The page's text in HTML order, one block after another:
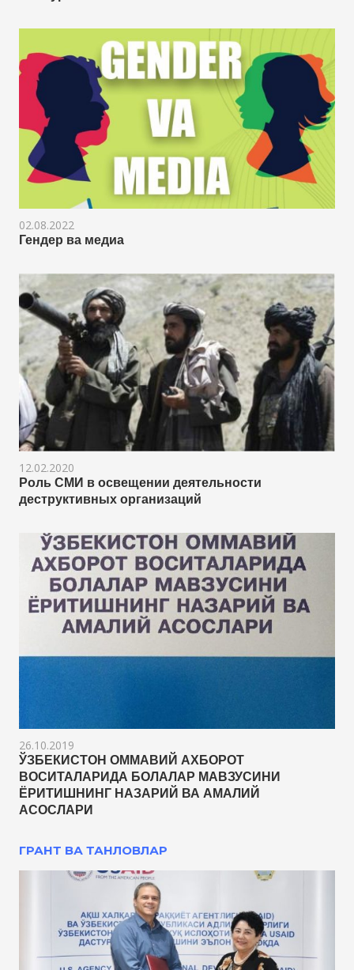
02.08.2022
Гендер ва медиа
12.02.2020
Роль СМИ в освещении деятельности
деструктивных организаций
26.10.2019
ЎЗБЕКИСТОН ОММАВИЙ АХБОРОТ
ВОСИТАЛАРИДА БОЛАЛАР МАВЗУСИНИ
ЁРИТИШНИНГ НАЗАРИЙ ВА АМАЛИЙ
АСОСЛАРИ
ГРАНТ ВА ТАНЛОВЛАР